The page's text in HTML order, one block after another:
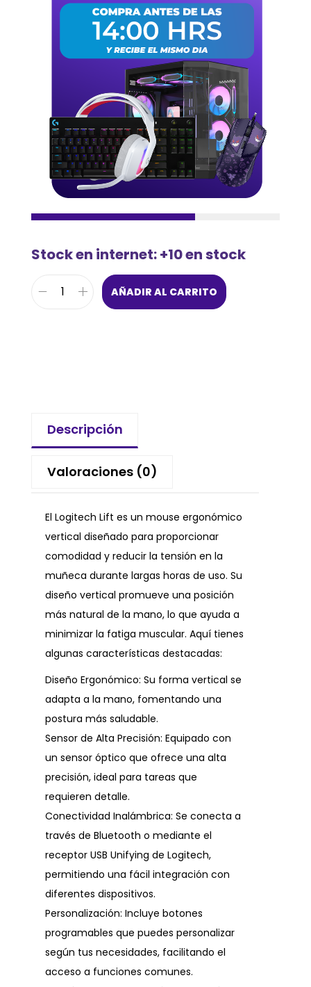
Stock en internet: +10 en stock
AÑADIR AL CARRITO
Descripción
Valoraciones (0)
El Logitech Lift es un mouse ergonómico
vertical diseñado para proporcionar
comodidad y reducir la tensión en la
muñeca durante largas horas de uso. Su
diseño vertical promueve una posición
más natural de la mano, lo que ayuda a
minimizar la fatiga muscular. Aquí tienes
algunas características destacadas:
Diseño Ergonómico: Su forma vertical se
adapta a la mano, fomentando una
postura más saludable.
Sensor de Alta Precisión: Equipado con
un sensor óptico que ofrece una alta
precisión, ideal para tareas que
requieren detalle.
Conectividad Inalámbrica: Se conecta a
través de Bluetooth o mediante el
receptor USB Unifying de Logitech,
permitiendo una fácil integración con
diferentes dispositivos.
Personalización: Incluye botones
programables que puedes personalizar
según tus necesidades, facilitando el
acceso a funciones comunes.